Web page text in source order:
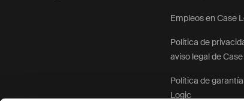
Empleos en Case
Política de
aviso legal de
Política de
Logic